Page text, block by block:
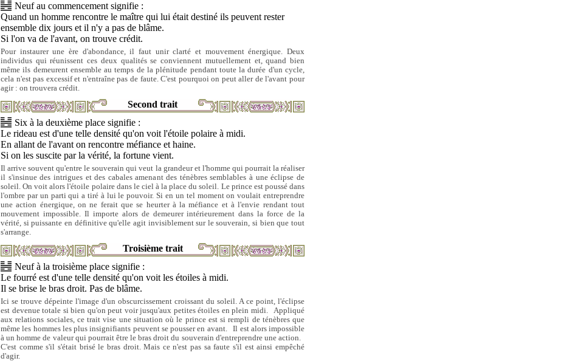
Neuf au commencement signifie :
Quand un homme rencontre le maître qui lui était destiné ils peuvent rester
ensemble dix jours et il n'y a pas de blâme.
Si l'on va de l'avant, on trouve crédit.
Pour instaurer une ère d'abondance, il faut unir clarté et mouvement énergique. Deux
individus qui réunissent ces deux qualités se conviennent mutuellement et, quand bien
même ils demeurent ensemble au temps de la plénitude pendant toute la durée d'un cycle,
cela n'est pas excessif et n'entraîne pas de faute. C'est pourquoi on peut aller de l'avant pour
agir : on trouvera crédit.
Second trait
Six à la deuxième place signifie :
Le rideau est d'une telle densité qu'on voit l'étoile polaire à midi.
En allant de l'avant on rencontre méfiance et haine.
Si on les suscite par la vérité, la fortune vient.
Il arrive souvent qu'entre le souverain qui veut la grandeur et l'homme qui pourrait la réaliser
il s'insinue des intrigues et des cabales amenant des ténèbres semblables à une éclipse de
soleil. On voit alors l'étoile polaire dans le ciel à la place du soleil. Le prince est poussé dans
l'ombre par un parti qui a tiré à lui le pouvoir. Si en un tel moment on voulait entreprendre
une action énergique, on ne ferait que se heurter à la méfiance et à l'envie rendant tout
mouvement impossible. Il importe alors de demeurer intérieurement dans la force de la
vérité, si puissante en définitive qu'elle agit invisiblement sur le souverain, si bien que tout
s'arrange.
Troisième trait
Neuf à la troisième place signifie :
Le fourré est d'une telle densité qu'on voit les étoiles à midi.
Il se brise le bras droit. Pas de blâme.
Ici se trouve dépeinte l'image d'un obscurcissement croissant du soleil. A ce point, l'éclipse
est devenue totale si bien qu'on peut voir jusqu'aux petites étoiles en plein midi. Appliqué
aux relations sociales, ce trait vise une situation où le prince est si rempli de ténèbres que
même les hommes les plus insignifiants peuvent se pousser en avant. Il est alors impossible
à un homme de valeur qui pourrait être le bras droit du souverain d'entreprendre une action.
C'est comme s'il s'était brisé le bras droit. Mais ce n'est pas sa faute s'il est ainsi empêché
d'agir.